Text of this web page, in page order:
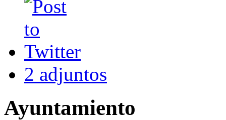
2 adjuntos
Ayuntamiento